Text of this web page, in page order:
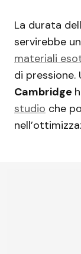
La durata
servirebbe
materiali
di pressione.
Cambridge
studio che